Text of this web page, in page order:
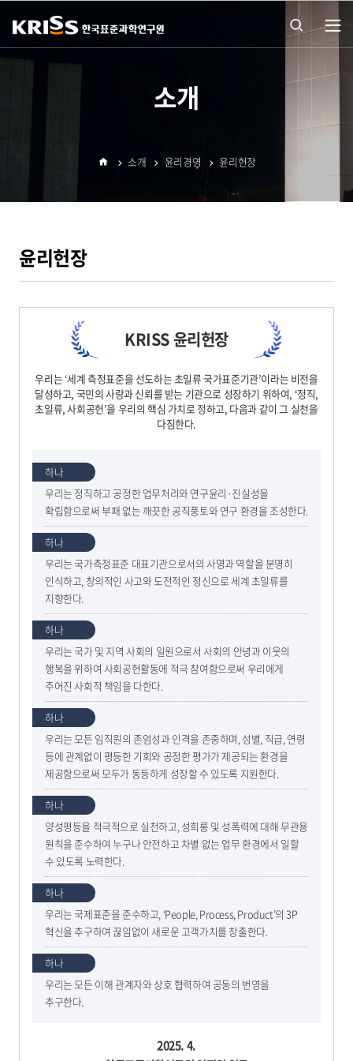
열기
소개
윤리헌장
소개 윤리경영 윤리헌장
KRISS 윤리헌장
우리는 ‘세계 측정표준을 선도하는 초일류 국가표준기관’이라는 비전을
달성하고, 국민의 사랑과 신뢰를 받는 기관으로 성장하기 위하여, ‘정직,
초일류, 사회공헌’을 우리의 핵심 가치로 정하고, 다음과 같이 그 실천을
다짐한다.
하나
우리는 정직하고 공정한 업무처리와 연구윤리·진실성을
확립함으로써 부패 없는 깨끗한 공직풍토와 연구 환경을 조성한다.
하나
우리는 국가측정표준 대표기관으로서의 사명과 역할을 분명히
인식하고, 창의적인 사고와 도전적인 정신으로 세계 초일류를
지향한다.
하나
우리는 국가 및 지역 사회의 일원으로서 사회의 안녕과 이웃의
행복을 위하여 사회공헌활동에 적극 참여함으로써 우리에게
주어진 사회적 책임을 다한다.
하나
우리는 모든 임직원의 존엄성과 인격을 존중하며, 성별, 직급, 연령
등에 관계없이 평등한 기회와 공정한 평가가 제공되는 환경을
제공함으로써 모두가 동등하게 성장할 수 있도록 지원한다.
하나
양성평등을 적극적으로 실천하고, 성희롱 및 성폭력에 대해 무관용
원칙을 준수하여 누구나 안전하고 차별 없는 업무 환경에서 일할
수 있도록 노력한다.
하나
우리는 국제표준을 준수하고, ‘People, Process, Product’의 3P
혁신을 추구하여 끊임없이 새로운 고객가치를 창출한다.
하나
우리는 모든 이해 관계자와 상호 협력하여 공동의 번영을
추구한다.
2025. 4.